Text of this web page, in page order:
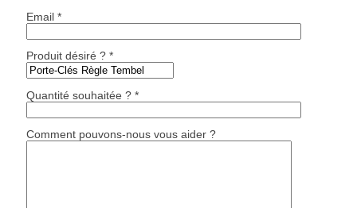
Email *
Produit désiré ? *
Quantité souhaitée ? *
Comment pouvons-nous vous aider ?